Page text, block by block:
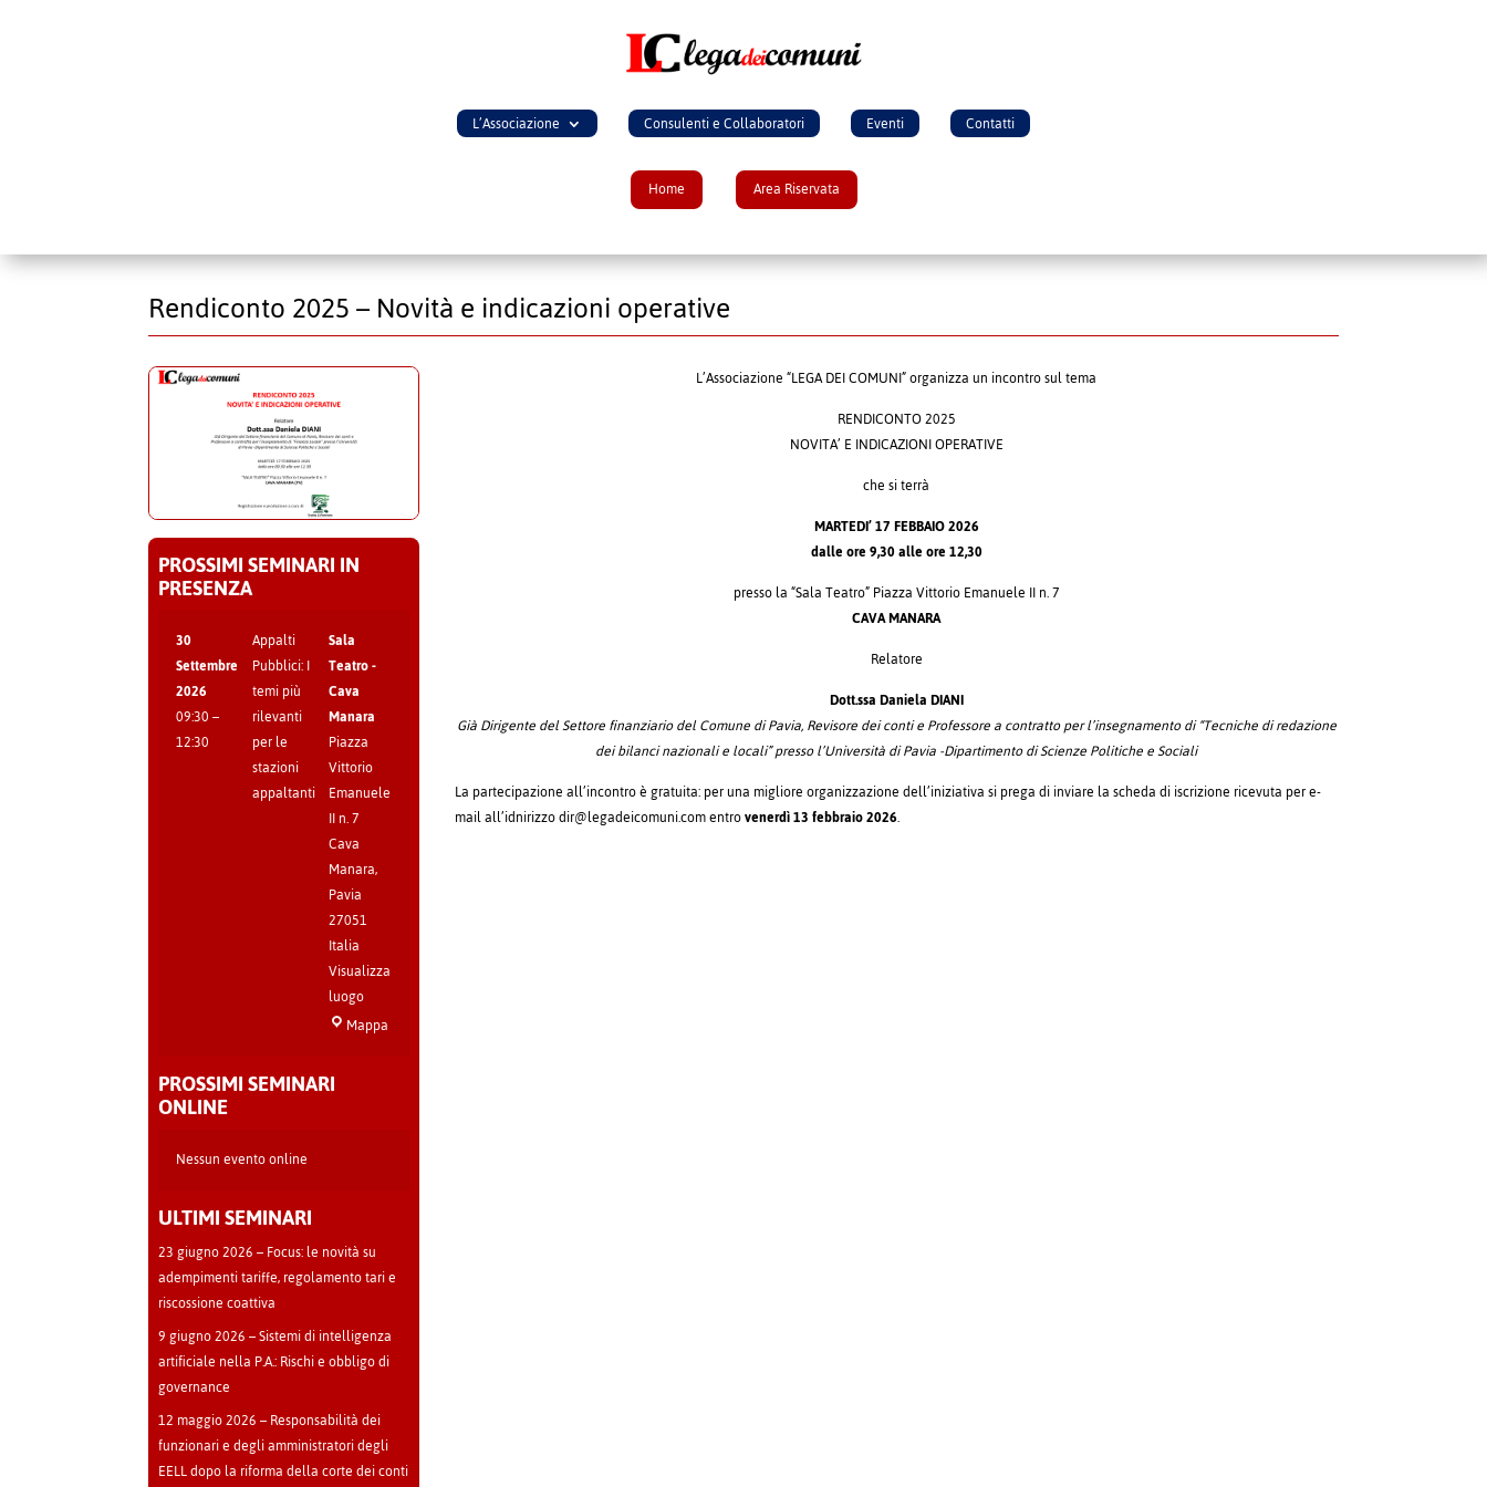
L’Associazione Consulenti e Collaboratori Eventi Contatti
Home Area Riservata
Rendiconto 2025 – Novità e indicazioni operative
PROSSIMI SEMINARI IN
PRESENZA
30
Settembre
2026
09:30–
12:30
Appalti
Pubblici: I
temi più
rilevanti
per le
stazioni
appaltanti
Sala
Teatro -
Cava
Manara
Piazza
Vittorio
Emanuele
II n. 7
Cava
Manara,
Pavia
27051
Italia
Visualizza
luogo
MappaSala
PROSSIMI SEMINARI
ONLINE
Nessun evento online
ULTIMI SEMINARI
23 giugno 2026 – Focus: le novità su
adempimenti tariffe, regolamento tari e
riscossione coattiva
9 giugno 2026 – Sistemi di intelligenza
artificiale nella P.A.: Rischi e obbligo di
governance
12 maggio 2026 – Responsabilità dei
funzionari e degli amministratori degli
EELL dopo la riforma della corte dei conti
L’Associazione “LEGA DEI COMUNI” organizza un incontro sul tema
RENDICONTO 2025
NOVITA’ E INDICAZIONI OPERATIVE
che si terrà
MARTEDI’ 17 FEBBAIO 2026
dalle ore 9,30 alle ore 12,30
presso la “Sala Teatro” Piazza Vittorio Emanuele II n. 7
CAVA MANARA
Relatore
Dott.ssa Daniela DIANI
Già Dirigente del Settore finanziario del Comune di Pavia, Revisore dei conti e Professore a contratto per l’insegnamento di “Tecniche di redazione
dei bilanci nazionali e locali” presso l’Università di Pavia -Dipartimento di Scienze Politiche e Sociali
La partecipazione all’incontro è gratuita: per una migliore organizzazione dell’iniziativa si prega di inviare la scheda di iscrizione ricevuta per e-
mail all’idnirizzo dir@legadeicomuni.com entrovenerdì 13 febbraio 2026.